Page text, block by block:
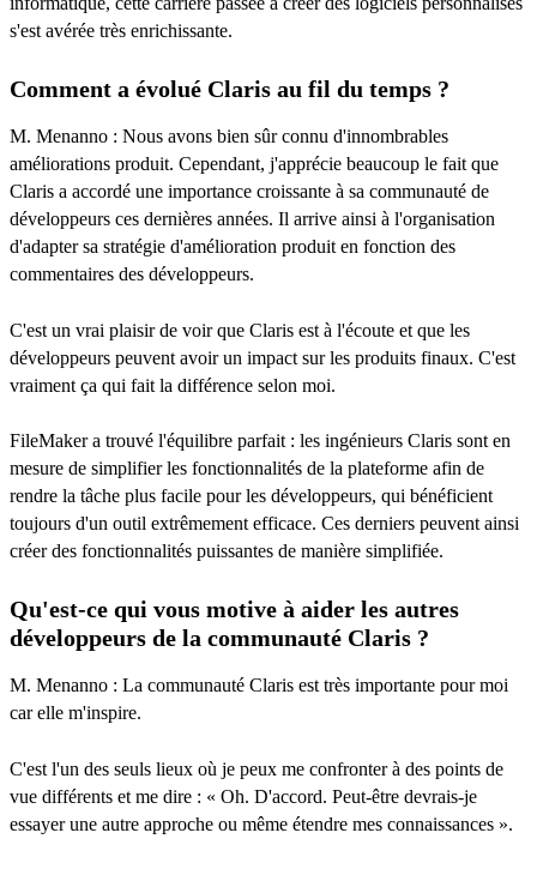
s'est avérée très enrichissante.
Comment a évolué Claris au fil du temps ?
M. Menanno : Nous avons bien sûr connu d'innombrables
améliorations produit. Cependant, j'apprécie beaucoup le fait que
Claris a accordé une importance croissante à sa communauté de
développeurs ces dernières années. Il arrive ainsi à l'organisation
d'adapter sa stratégie d'amélioration produit en fonction des
commentaires des développeurs.
C'est un vrai plaisir de voir que Claris est à l'écoute et que les
développeurs peuvent avoir un impact sur les produits finaux. C'est
vraiment ça qui fait la différence selon moi.
FileMaker a trouvé l'équilibre parfait : les ingénieurs Claris sont en
mesure de simplifier les fonctionnalités de la plateforme afin de
rendre la tâche plus facile pour les développeurs, qui bénéficient
toujours d'un outil extrêmement efficace. Ces derniers peuvent ainsi
créer des fonctionnalités puissantes de manière simplifiée.
Qu'est-ce qui vous motive à aider les autres
développeurs de la communauté Claris ?
M. Menanno : La communauté Claris est très importante pour moi
car elle m'inspire.
C'est l'un des seuls lieux où je peux me confronter à des points de
vue différents et me dire : « Oh. D'accord. Peut-être devrais-je
essayer une autre approche ou même étendre mes connaissances ».